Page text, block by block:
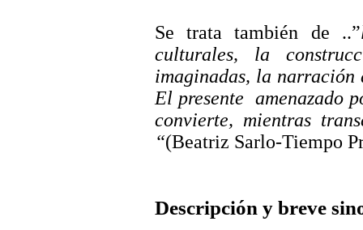
Se trata también de ..”
culturales, la
imaginadas, la narración
El presente amenazado
convierte, mientras
“(Beatriz Sarlo-Tiempo
Descripción y breve